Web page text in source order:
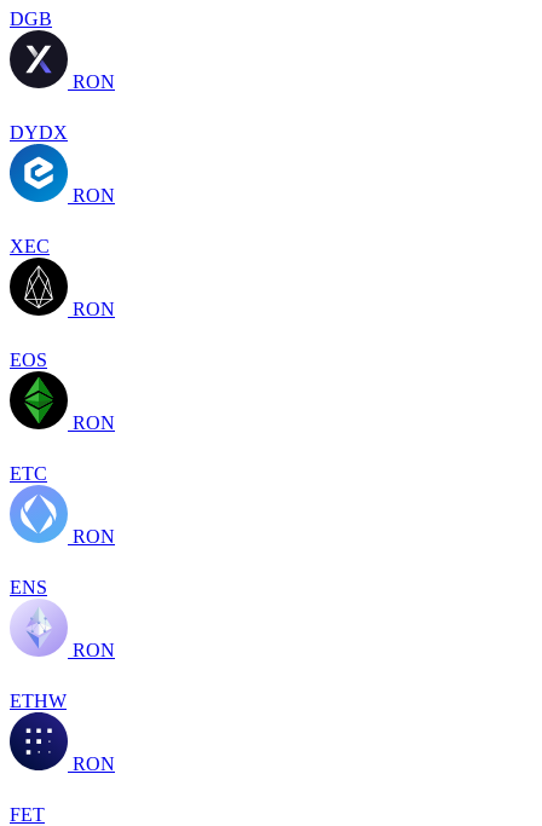
DGB
RON
DYDX
RON
XEC
RON
EOS
RON
ETC
RON
ENS
RON
ETHW
RON
FET